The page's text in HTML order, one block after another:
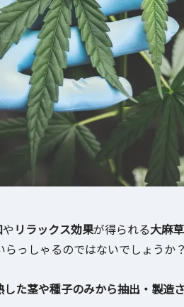
や リラックス効果が得られる大麻
っしゃるのではないでしょうか？
た茎や種子のみから抽出・製造